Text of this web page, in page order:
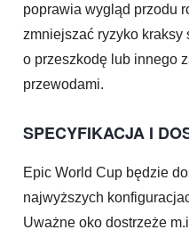
poprawia wygląd przodu
zmniejszać ryzyko
o przeszkodę lub innego
przewodami.
SPECYFIKACJA I
Epic World Cup będzie
najwyższych
Uważne oko dostrzeże